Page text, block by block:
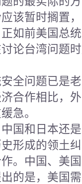
该暂时搁置
如前美国总
论台湾问题
问题已是老
合作相比，
急。
和日本还是
形成的领土
。中国、美
的是，美国